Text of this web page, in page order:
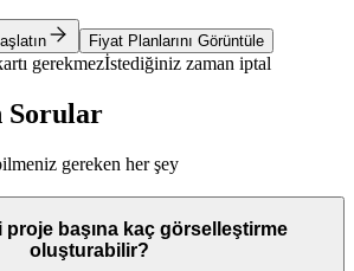
Fiyat Planlarını Görüntüle
gerekmezİstediğiniz zaman iptal
Sorular
gereken her şey
proje başına kaç görselleştirme
oluşturabilir?